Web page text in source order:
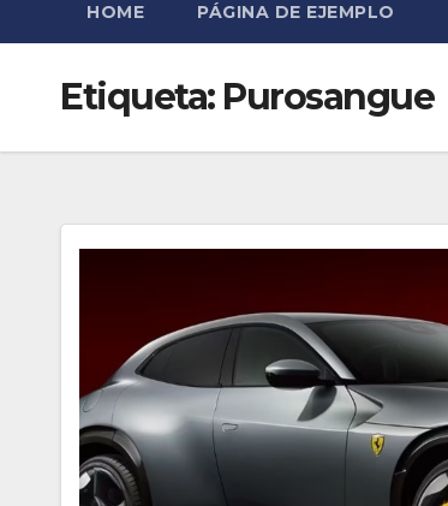
HOME PÁGINA DE EJEMPLO
Etiqueta: Purosangue